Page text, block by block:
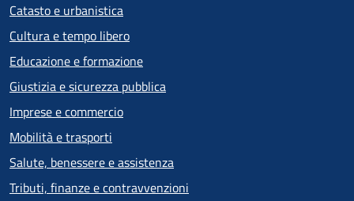
Catasto e urbanistica
Cultura e tempo libero
Educazione e formazione
Giustizia e sicurezza pubblica
Imprese e commercio
Mobilità e trasporti
Salute, benessere e assistenza
Tributi, finanze e contravvenzioni